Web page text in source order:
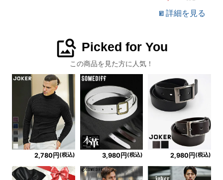
詳細を見る
image_search Picked for You
この商品を見た方に人気！
2,780円 (税込) 3,980円 (税込) 2,980円 (税込)